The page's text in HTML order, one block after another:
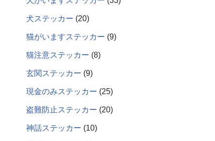
犬ステッカー 20
猫がいますステッカー 9
猫注意ステッカー 8
玄関ステッカー 9
現金のみステッカー 25
盗難防止ステッカー 20
神話ステッカー 10